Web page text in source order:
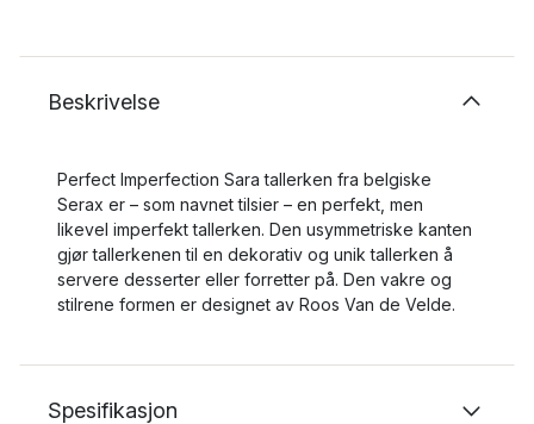
Beskrivelse
Perfect Imperfection Sara tallerken fra belgiske
Serax er – som navnet tilsier – en perfekt, men
likevel imperfekt tallerken. Den usymmetriske kanten
gjør tallerkenen til en dekorativ og unik tallerken å
servere desserter eller forretter på. Den vakre og
stilrene formen er designet av Roos Van de Velde.
Spesifikasjon